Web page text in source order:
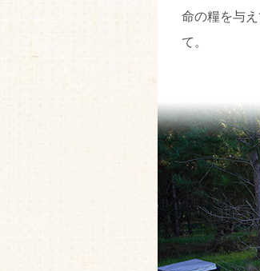
命の糧を与
て。